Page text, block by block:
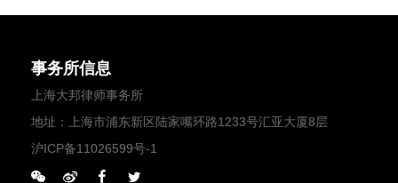
事务所信息
上海大邦律师事务所
地址：上海市浦东新区陆家嘴环路1233号汇亚大厦8层
沪ICP备11026599号-1